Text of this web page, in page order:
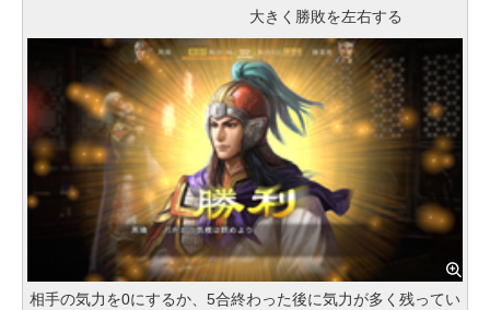
大きく勝敗を左右する
相手の気力を0にするか、5合終わった後に気力が多く残ってい